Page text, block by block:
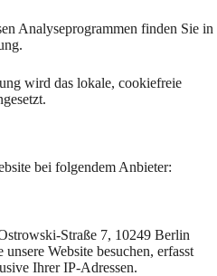
Analyseprogrammen finden Sie in
wird das lokale, cookiefreie
bei folgendem Anbieter:
Straße 7, 10249 Berlin
Website besuchen, erfasst
Ihrer IP-Adressen.